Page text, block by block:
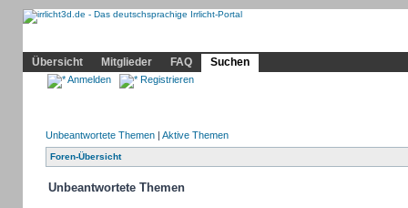
Übersicht
Mitglieder FAQ Suchen
Anmelden Registrieren
Unbeantwortete Themen| Aktive Themen
Foren-Übersicht
Unbeantwortete Themen